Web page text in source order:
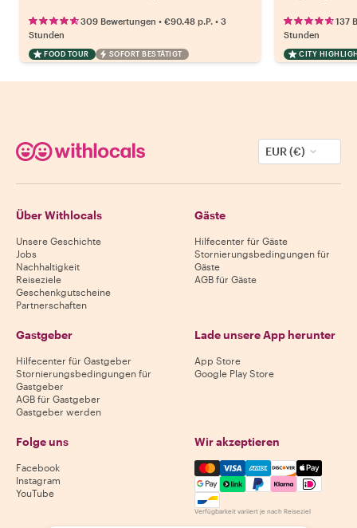
309 Bewertungen • €90.48 p.P. • 3
Stunden
FOOD TOUR SOFORT BESTÄTIGT
137
Stunden
CITY
EUR (€)
Über Withlocals
Unsere Geschichte
Jobs
Nachhaltigkeit
Reiseziele
Geschenkgutscheine
Partnerschaften
Gäste
Hilfecenter für Gäste
Stornierungsbedingungen für
Gäste
AGB für Gäste
Gastgeber
Hilfecenter für Gastgeber
Stornierungsbedingungen für
Gastgeber
AGB für Gastgeber
Gastgeber werden
Lade unsere App herunter
App Store
Google Play Store
Folge uns
Facebook
Instagram
YouTube
Wir akzeptieren
Mastercard, Visa, Amex,
Verfügbarkeit variiert je nach Reiseziel